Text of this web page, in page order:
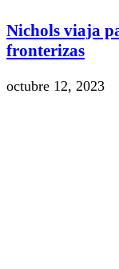
Nichols viaja
fronterizas
octubre 12, 2023